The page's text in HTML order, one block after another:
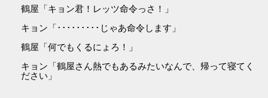
鶴屋「キョン君！レッツ命令っさ！」
キョン「･････････じゃあ命令します」
鶴屋「何でもくるにょろ！」
キョン「鶴屋さん熱でもあるみたいなんで、帰って寝てく
ださい」